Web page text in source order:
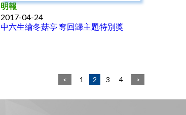
明報
2017-04-24
中六生繪冬菇亭 奪回歸主題特別獎
< 1 2 3 4 >